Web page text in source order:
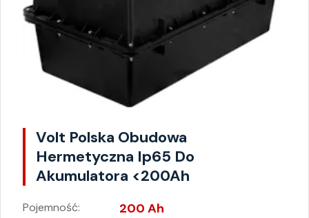
Volt Polska Obudowa
Hermetyczna Ip65 Do
Akumulatora <200Ah
Pojemność: 200 Ah